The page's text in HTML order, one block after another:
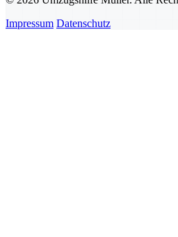
Impressum Datenschutz